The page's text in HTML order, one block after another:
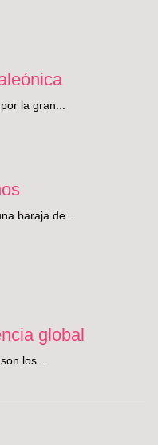
la gran...
baraja de...
global
los...